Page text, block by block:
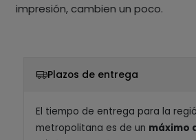
impresión, cambien un poco.
Plazos de entrega
El tiempo de entrega para la
metropolitana es de un máximo